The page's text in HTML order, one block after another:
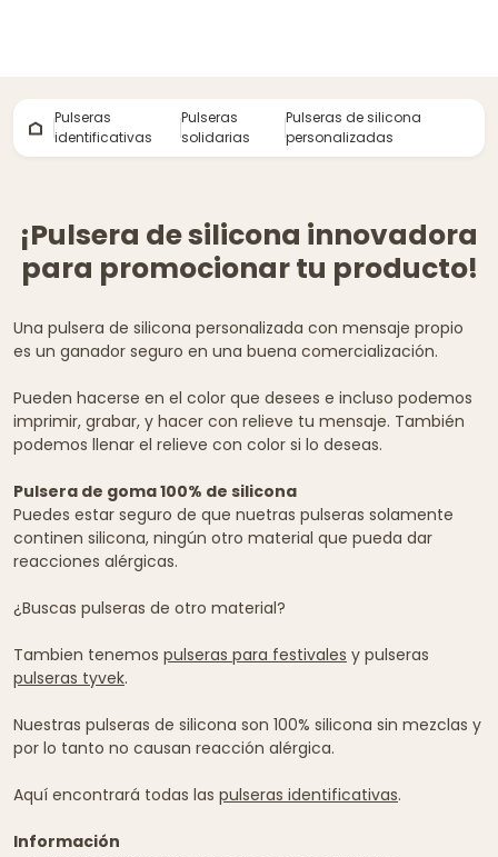
Pulseras
identificativas
Pulseras
solidarias
Pulseras de silicona
personalizadas
¡Pulsera de silicona innovadora
para promocionar tu producto!
Una pulsera de silicona personalizada con mensaje propio
es un ganador seguro en una buena comercialización.
Pueden hacerse en el color que desees e incluso podemos
imprimir, grabar, y hacer con relieve tu mensaje. También
podemos llenar el relieve con color si lo deseas.
Pulsera de goma 100% de silicona
Puedes estar seguro de que nuetras pulseras solamente
continen silicona, ningún otro material que pueda dar
reacciones alérgicas.
¿Buscas pulseras de otro material?
Tambien tenemos pulseras para festivales y pulseras
pulseras tyvek.
Nuestras pulseras de silicona son 100% silicona sin mezclas y
por lo tanto no causan reacción alérgica.
Aquí encontrará todas las pulseras identificativas.
Información